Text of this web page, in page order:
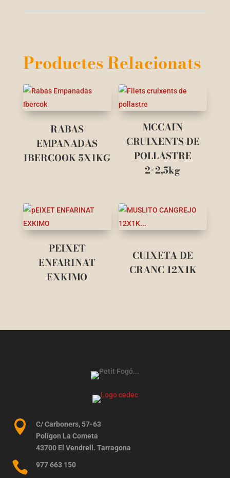
Productes Relacionats
RABAS
EMPANADAS
IBERCOOK 5X1KG
MCCAIN
CRUIXENTS DE
POLLASTRE
2×2,5kg
PEIXET
ENFARINAT
EXKIMO
CUIXETA DE
CRANC 12X1K

C/ Carboners, 57-63
Polígon La Cometa
43700 El Vendrell. Tarragona
 977 663 150